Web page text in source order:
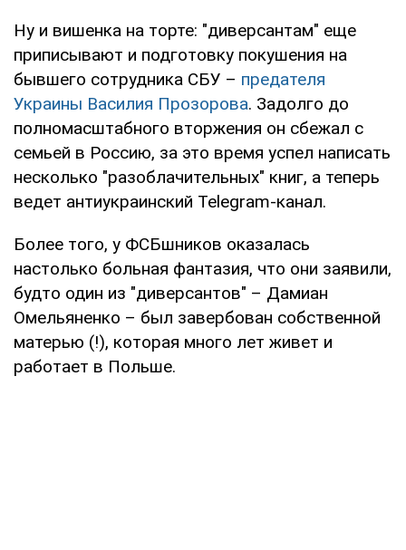
Ну и вишенка на торте: "диверсантам" еще
приписывают и подготовку покушения на
бывшего сотрудника СБУ – предателя
Украины Василия Прозорова. Задолго до
полномасштабного вторжения он сбежал с
семьей в Россию, за это время успел написать
несколько "разоблачительных" книг, а теперь
ведет антиукраинский Telegram-канал.
Более того, у ФСБшников оказалась
настолько больная фантазия, что они заявили,
будто один из "диверсантов" – Дамиан
Омельяненко – был завербован собственной
матерью (!), которая много лет живет и
работает в Польше.